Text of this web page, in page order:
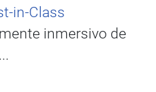
in-Class
inmersivo de